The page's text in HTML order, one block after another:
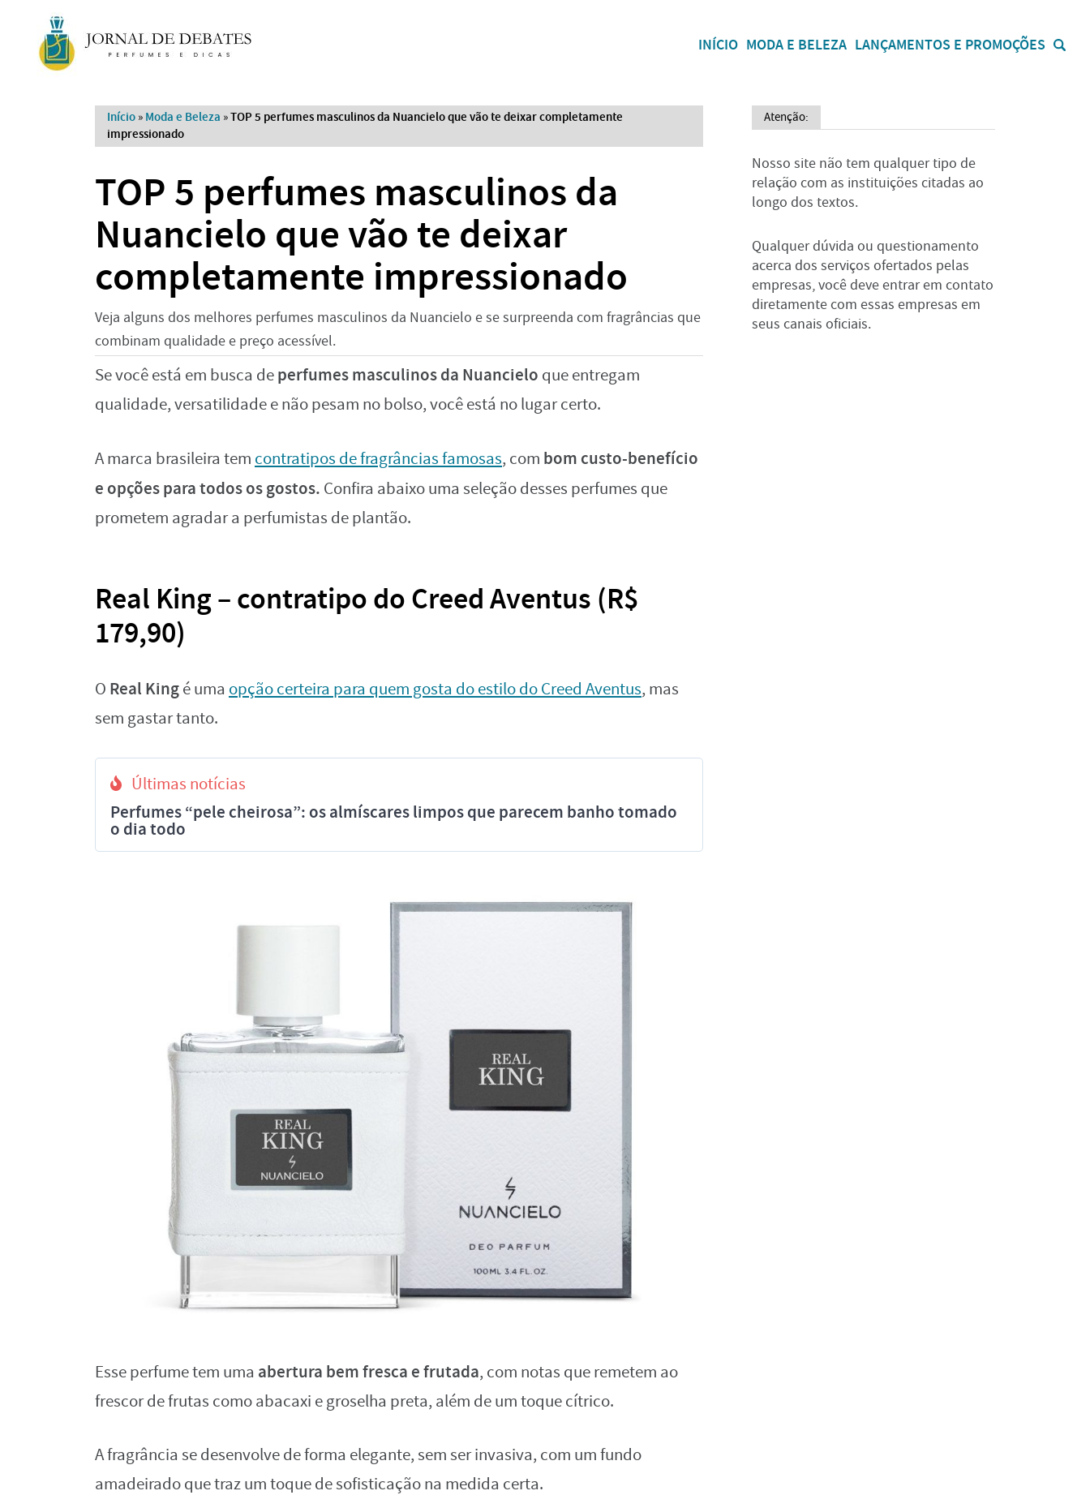
INÍCIO MODA E BELEZA LANÇAMENTOS E PROMOÇÕES
Início » Moda e Beleza »TOP 5 perfumes masculinos da Nuancielo que vão te deixar completamente
impressionado
TOP 5 perfumes masculinos da
Nuancielo que vão te deixar
completamente impressionado
Veja alguns dos melhores perfumes masculinos da Nuancielo e se surpreenda com fragrâncias que
combinam qualidade e preço acessível.
Se você está em busca deperfumes masculinos da Nuancielo que entregam
qualidade, versatilidade e não pesam no bolso, você está no lugar certo.
A marca brasileira tem contratipos de fragrâncias famosas, com bom custo-benefício
e opções para todos os gostos. Confira abaixo uma seleção desses perfumes que
prometem agradar a perfumistas de plantão.
Real King – contratipo do Creed Aventus (R$
179,90)
O Real Kingé uma opção certeira para quem gosta do estilo do Creed Aventus, mas
sem gastar tanto.
Últimas notícias
Perfumes “pele cheirosa”: os almíscares limpos que parecem banho tomado
o dia todo
Esse perfume tem uma abertura bem fresca e frutada, com notas que remetem ao
frescor de frutas como abacaxi e groselha preta, além de um toque cítrico.
A fragrância se desenvolve de forma elegante, sem ser invasiva, com um fundo
amadeirado que traz um toque de sofisticação na medida certa.
Atenção:
Nosso site não tem qualquer tipo de
relação com as instituições citadas ao
longo dos textos.
Qualquer dúvida ou questionamento
acerca dos serviços ofertados pelas
empresas, você deve entrar em contato
diretamente com essas empresas em
seus canais oficiais.